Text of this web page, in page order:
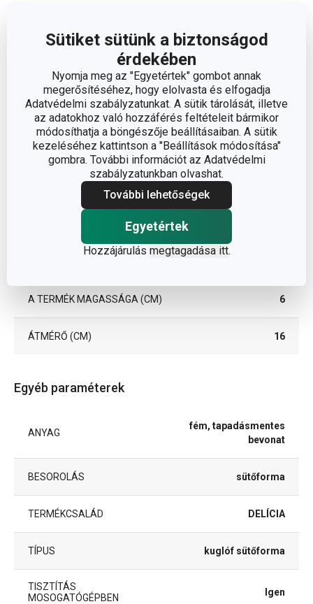
Sütiket sütünk a biztonságod
érdekében
Nyomja meg az "Egyetértek" gombot annak
megerősítéséhez, hogy elolvasta és elfogadja
Adatvédelmi szabályzatunkat. A sütik tárolását, illetve
az adatokhoz való hozzáférés feltételeit bármikor
módosíthatja a böngészője beállításaiban. A sütik
kezeléséhez kattintson a "Beállítások módosítása"
gombra. További információt az Adatvédelmi
szabályzatunkban olvashat.
További lehetőségek
Egyetértek
Hozzájárulás megtagadása itt.
A TERMÉK MAGASSÁGA (CM) 6
ÁTMÉRŐ (CM) 16
Egyéb paraméterek
ANYAG
fém, tapadásmentes
bevonat
BESOROLÁS sütőforma
TERMÉKCSALÁD DELÍCIA
TÍPUS kuglóf sütőforma
TISZTÍTÁS
MOSOGATÓGÉPBEN
Igen